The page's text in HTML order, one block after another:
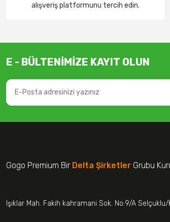
alışveriş platformunu tercih edin.
E - BÜLTENİMİZE KAYIT OLUN
Gogo Premium Bir Delta Şirketler Grubu
Işıklar Mah. Fakih kahramani Sok. No:9/A Selçuklu/